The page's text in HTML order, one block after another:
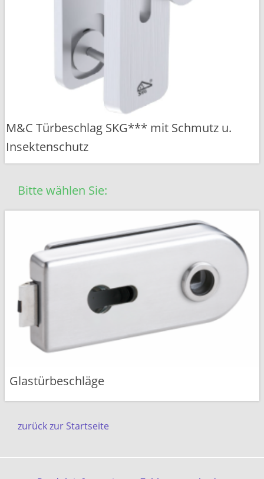
M&C Türbeschlag SKG*** mit Schmutz u.
Insektenschutz
Bitte wählen Sie:
Glastürbeschläge
zurück zur Startseite